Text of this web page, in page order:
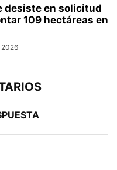
desiste en solicitud
109 hectáreas en
2026